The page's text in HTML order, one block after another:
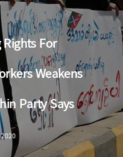
For
Weakens
Party Says